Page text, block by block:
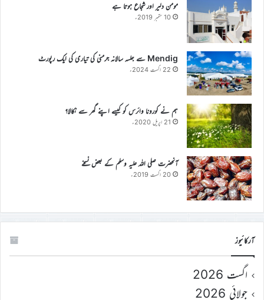
مومن دلیر اور شجاع ہوتا ہے
10 ستمبر 2019ء
Mendig سے جلسہ سالانہ جرمنی کی تیاری کی ایک رپورٹ
22 اگست 2024ء
ہم نے کورونا وائرس کو کیسے اپنے گھر سے نکالا؟
21 اپریل 2020ء
آنحضرت صلی اللہ علیہ وسلم کے بعض نسخے
20 اگست 2019ء
آرکائیوز
اگست 2026
جولائی 2026